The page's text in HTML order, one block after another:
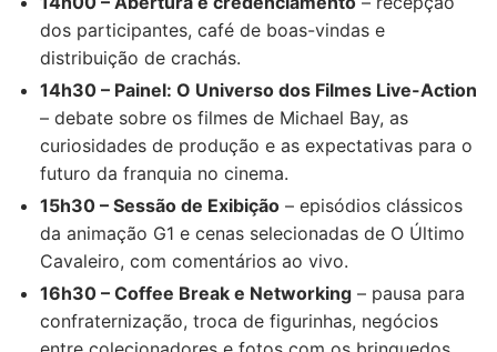
dos participantes, café de boas-vindas e
distribuição de crachás.
14h30 – Painel: O Universo dos Filmes Live-Action
– debate sobre os filmes de Michael Bay, as
curiosidades de produção e as expectativas para o
futuro da franquia no cinema.
15h30 – Sessão de Exibição – episódios clássicos
da animação G1 e cenas selecionadas de O Último
Cavaleiro, com comentários ao vivo.
16h30 – Coffee Break e Networking – pausa para
confraternização, troca de figurinhas, negócios